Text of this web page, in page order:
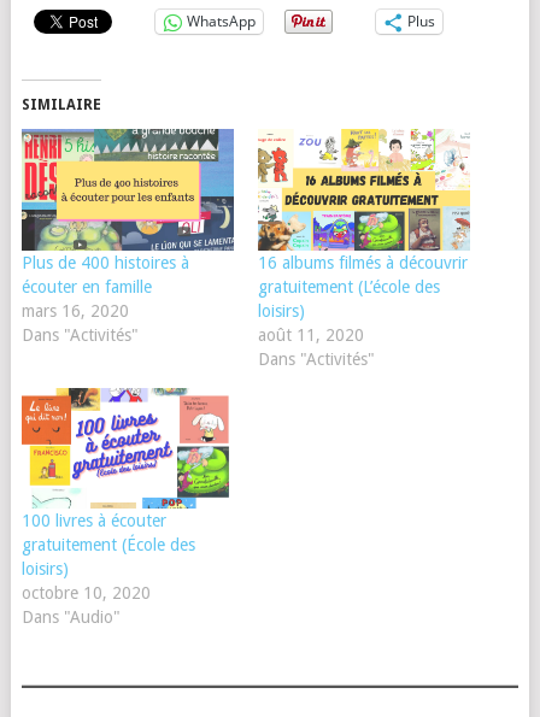
WhatsApp Plus
SIMILAIRE
Plus de 400 histoires à
écouter en famille
mars 16, 2020
Dans "Activités"
16 albums filmés à découvrir
gratuitement (L’école des
loisirs)
août 11, 2020
Dans "Activités"
100 livres à écouter
gratuitement (École des
loisirs)
octobre 10, 2020
Dans "Audio"